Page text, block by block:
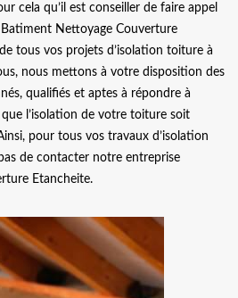
cela qu’il est conseiller de faire appel
Nettoyage Couverture
tous vos projets d’isolation toiture à
nous mettons à votre disposition des
qualifiés et aptes à répondre à
l’isolation de votre toiture soit
pour tous vos travaux d’isolation
de contacter notre entreprise
Etancheite.